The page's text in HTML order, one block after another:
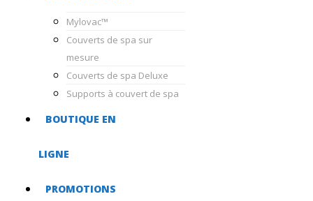
Mylovac™
Couverts de spa sur
mesure
Couverts de spa Deluxe
Supports à couvert de spa
BOUTIQUE EN
LIGNE
PROMOTIONS